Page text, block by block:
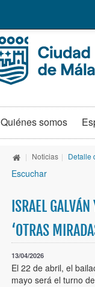
Quiénes somos
| Noticias | Detalle
Escuchar
ISRAEL
‘OTRAS
13/04/2026
El 22 de abril, el
mayo será el turno